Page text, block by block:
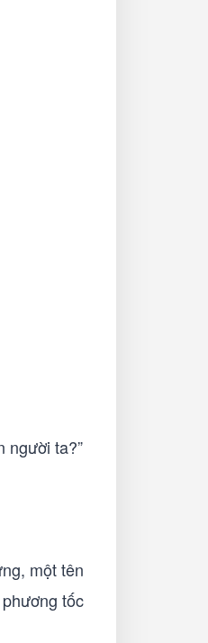
người ta?”
một tên
tốc